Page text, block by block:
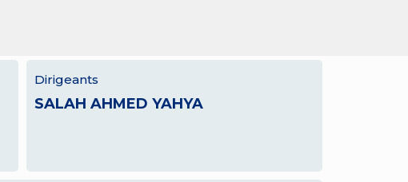
Dirigeants
SALAH AHMED YAHYA